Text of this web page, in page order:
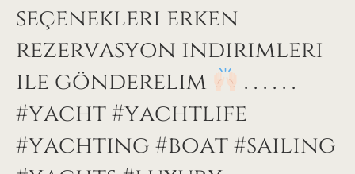
seçenekleri erken
rezervasyon indirimleri
ile gönderelim
. . . . . .
#yacht #yachtlife
#yachting #boat #sailing